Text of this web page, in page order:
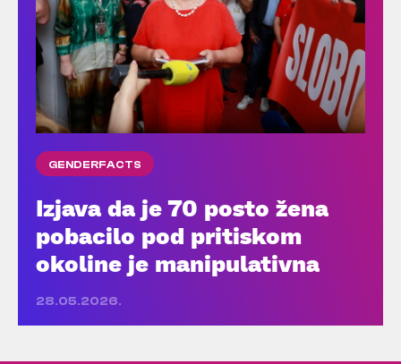
GENDERFACTS
Izjava da je 70 posto žena
pobacilo pod pritiskom
okoline je manipulativna
28.05.2026.